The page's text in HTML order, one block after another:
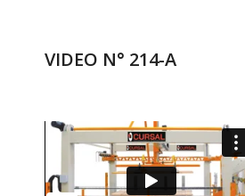
VIDEO N° 214-A